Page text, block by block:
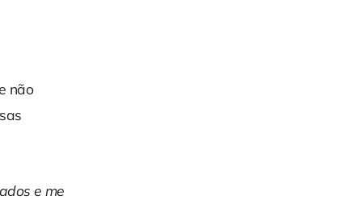
não
e me